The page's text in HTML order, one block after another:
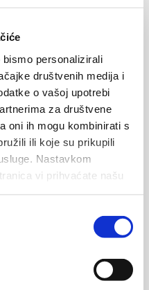
personalizirali
društvenih medija i
o vašoj upotrebi
za društvene
oni ih mogu kombinirati s
ili koje su prikupili
Nastavkom
vi prihvaćate našu
de l'hébergement